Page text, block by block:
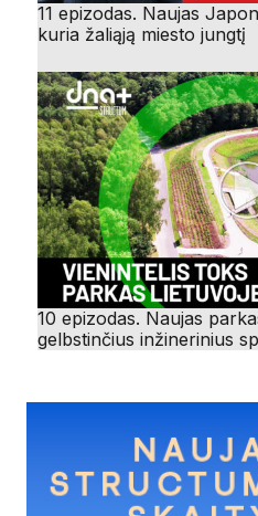
11 epizodas. Naujas
kuria žaliąją miesto jungtį
10 epizodas. Naujas
gelbstinčius inžinerinius